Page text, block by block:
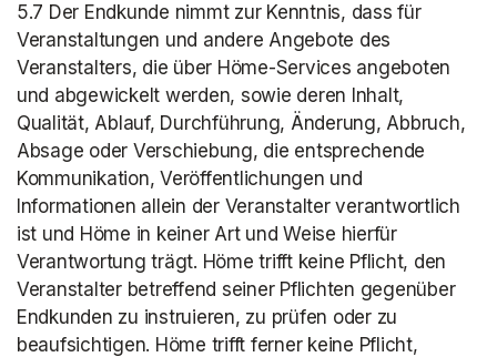
5.7 Der Endkunde nimmt zur Kenntnis, dass für
Veranstaltungen und andere Angebote des
Veranstalters, die über Höme-Services angeboten
und abgewickelt werden, sowie deren Inhalt,
Qualität, Ablauf, Durchführung, Änderung, Abbruch,
Absage oder Verschiebung, die entsprechende
Kommunikation, Veröffentlichungen und
Informationen allein der Veranstalter verantwortlich
ist und Höme in keiner Art und Weise hierfür
Verantwortung trägt. Höme trifft keine Pflicht, den
Veranstalter betreffend seiner Pflichten gegenüber
Endkunden zu instruieren, zu prüfen oder zu
beaufsichtigen. Höme trifft ferner keine Pflicht,